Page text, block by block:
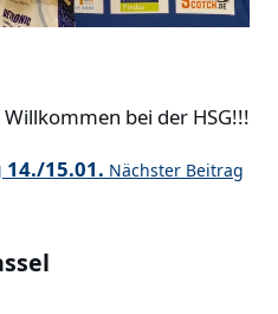
bei der HSG!!!
14./15.01. Nächster Beitrag